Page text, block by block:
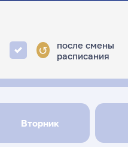
↺
после смены
расписания
Вторник